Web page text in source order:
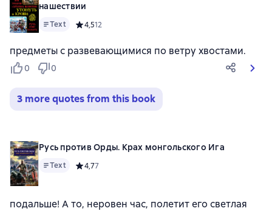
нашествии
Text Средний рейтинг 4,5 на основе 12 оценок
4,512
предметы с развевающимися по ветру хвостами.
0 0
3 more quotes from this book
Русь против Орды. Крах монгольского Ига
Text Средний рейтинг 4,7 на основе 7 оценок
4,77
подальше! А то, неровен час, полетит его светлая